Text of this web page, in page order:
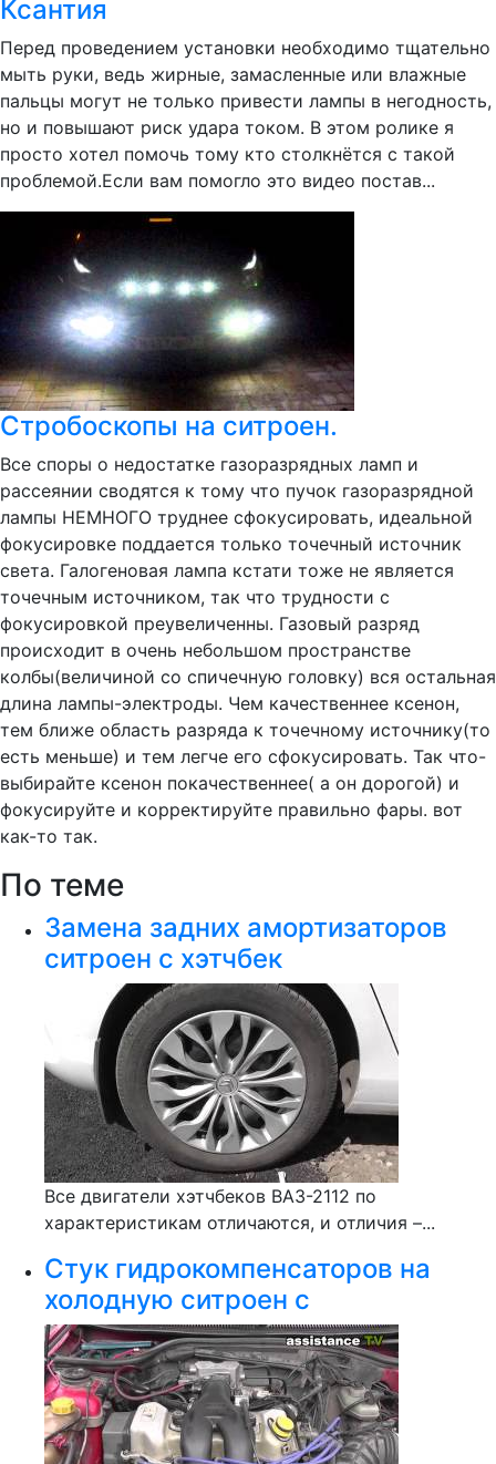
Ксантия
Перед проведением установки необходимо тщательно
мыть руки, ведь жирные, замасленные или влажные
пальцы могут не только привести лампы в негодность,
но и повышают риск удара током. В этом ролике я
просто хотел помочь тому кто столкнётся с такой
проблемой.Если вам помогло это видео постав...
Стробоскопы на ситроен.
Все споры о недостатке газоразрядных ламп и
рассеянии сводятся к тому что пучок газоразрядной
лампы НЕМНОГО труднее сфокусировать, идеальной
фокусировке поддается только точечный источник
света. Галогеновая лампа кстати тоже не является
точечным источником, так что трудности с
фокусировкой преувеличенны. Газовый разряд
происходит в очень небольшом пространстве
колбы(величиной со спичечную головку) вся остальная
длина лампы-электроды. Чем качественнее ксенон,
тем ближе область разряда к точечному источнику(то
есть меньше) и тем легче его сфокусировать. Так что-
выбирайте ксенон покачественнее( а он дорогой) и
фокусируйте и корректируйте правильно фары. вот
как-то так.
По теме
Замена задних амортизаторов
ситроен с хэтчбек
Все двигатели хэтчбеков ВАЗ-2112 по
характеристикам отличаются, и отличия –...
Стук гидрокомпенсаторов на
холодную ситроен с